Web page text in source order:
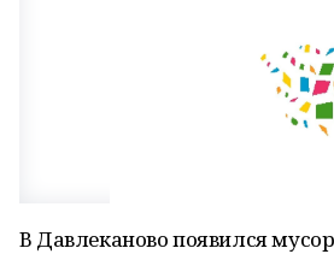
В Давлеканово появился